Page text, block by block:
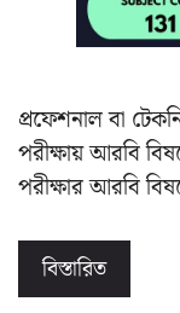
প্রফেশনাল বা
পরীক্ষায় আরবি
পরীক্ষার আরবি
বিস্তারিত